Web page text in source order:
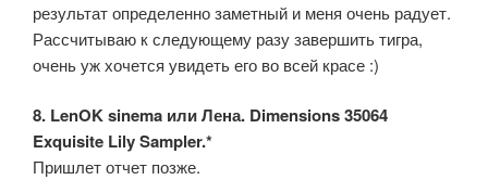
результат определенно заметный и меня очень радует.
Рассчитываю к следующему разу завершить тигра,
очень уж хочется увидеть его во всей красе :)
8. LenOK sinema или Лена. Dimensions 35064
Exquisite Lily Sampler.*
Пришлет отчет позже.